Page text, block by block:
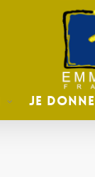
Je donne